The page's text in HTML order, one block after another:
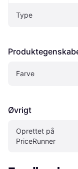
Type
Farve
Øvrigt
Oprettet på
PriceRunner